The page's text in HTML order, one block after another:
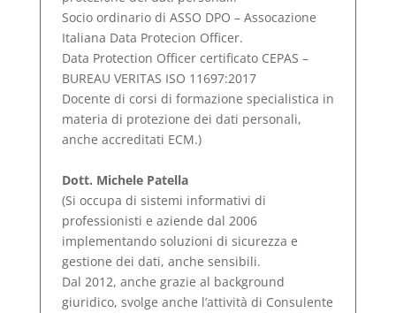
Socio ordinario di ASSO DPO – Assocazione
Italiana Data Protecion Officer.
Data Protection Officer certificato CEPAS –
BUREAU VERITAS ISO 11697:2017
Docente di corsi di formazione specialistica in
materia di protezione dei dati personali,
anche accreditati ECM.)
Dott. Michele Patella
(Si occupa di sistemi informativi di
professionisti e aziende dal 2006
implementando soluzioni di sicurezza e
gestione dei dati, anche sensibili.
Dal 2012, anche grazie al background
giuridico, svolge anche l’attività di Consulente